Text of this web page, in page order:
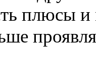
плюсы